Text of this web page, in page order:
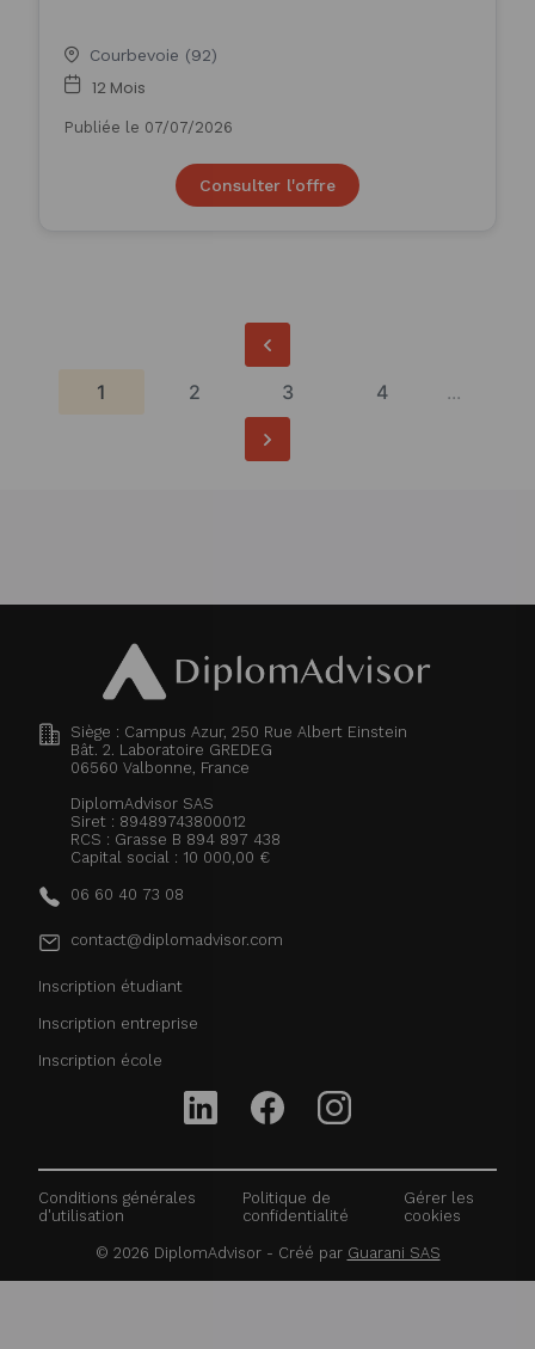
Courbevoie (92)
12 Mois
Publiée le 07/07/2026
Consulter l'offre
1 2 3 4 ...
Siège : Campus Azur, 250 Rue Albert Einstein
Bât. 2. Laboratoire GREDEG
06560 Valbonne, France
DiplomAdvisor SAS
Siret : 89489743800012
RCS : Grasse B 894 897 438
Capital social : 10 000,00 €
06 60 40 73 08
contact@diplomadvisor.com
Inscription étudiant
Inscription entreprise
Inscription école
Conditions générales
d'utilisation
Politique de
confidentialité
Gérer les
cookies
© 2026 DiplomAdvisor - Créé par Guarani SAS